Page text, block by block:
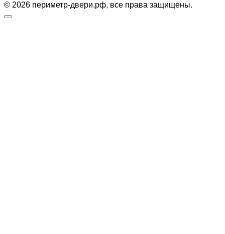
© 2026 периметр-двери.рф, все права защищены.